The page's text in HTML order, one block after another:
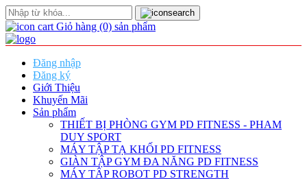
Giỏ hàng (0) sản phẩm
Đăng nhập
Đăng ký
Giới Thiệu
Khuyến Mãi
Sản phẩm
THIẾT BỊ PHÒNG GYM PD FITNESS - PHAM
DUY SPORT
MÁY TẬP TẠ KHỐI PD FITNESS
GIÀN TẬP GYM ĐA NĂNG PD FITNESS
MÁY TÂP ROBOT PD STRENGTH